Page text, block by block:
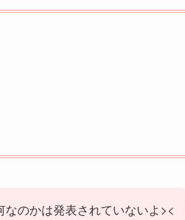
なのかは発表されていないよ><